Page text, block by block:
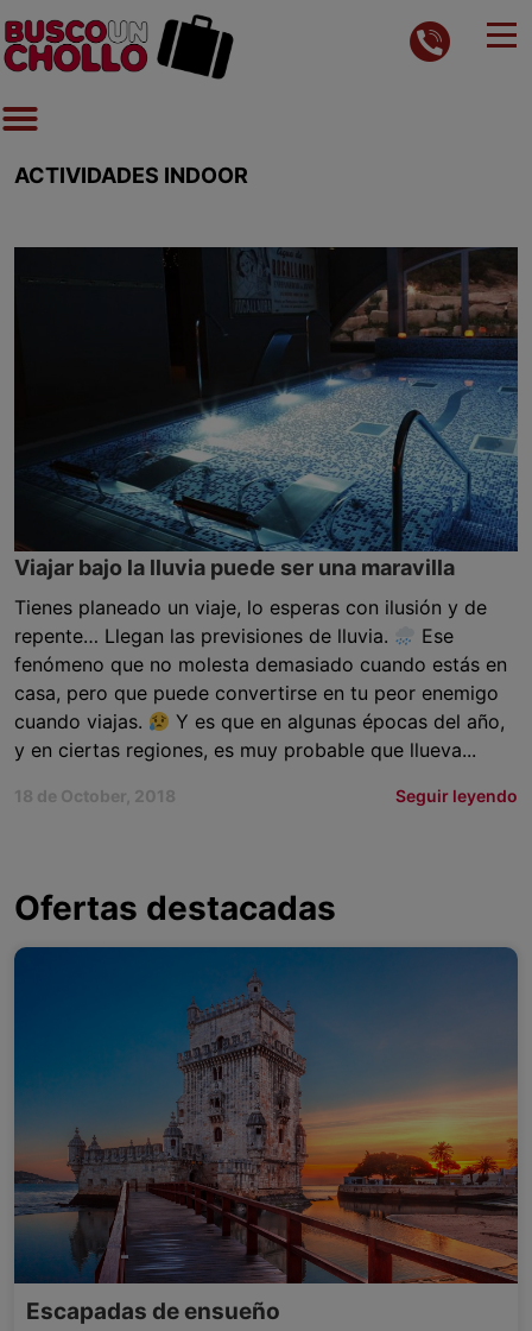
ACTIVIDADES INDOOR
Viajar bajo la lluvia puede ser una maravilla
Tienes planeado un viaje, lo esperas con ilusión y de
repente… Llegan las previsiones de lluvia.
Ese
fenómeno que no molesta demasiado cuando estás en
casa, pero que puede convertirse en tu peor enemigo
cuando viajas.
Y es que en algunas épocas del año,
y en ciertas regiones, es muy probable que llueva...
18 de October, 2018 Seguir leyendo
Ofertas destacadas
Escapadas de ensueño